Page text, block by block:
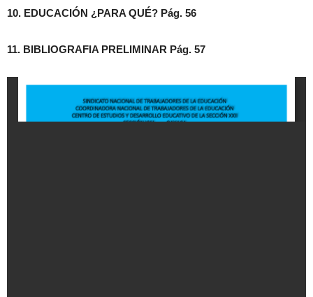
10. EDUCACIÓN ¿PARA QUÉ? Pág. 56
11. BIBLIOGRAFIA PRELIMINAR Pág. 57